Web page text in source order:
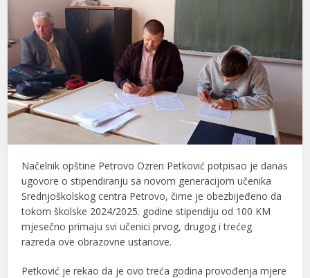
Načelnik opštine Petrovo Ozren Petković potpisao je danas
ugovore o stipendiranju sa novom generacijom učenika
Srednjoškolskog centra Petrovo, čime je obezbijeđeno da
tokom školske 2024/2025. godine stipendiju od 100 KM
mjesečno primaju svi učenici prvog, drugog i trećeg
razreda ove obrazovne ustanove.
Petković je rekao da je ovo treća godina provođenja mjere